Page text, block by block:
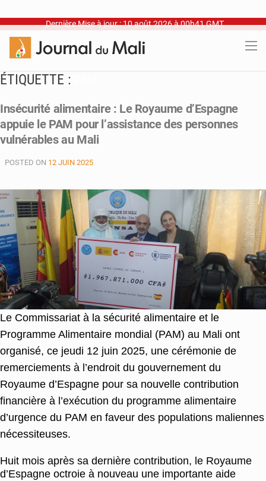
Dernière Mise à jour : 10 août 2026 à 00h41 GMT
ÉTIQUETTE :
Insécurité alimentaire : Le Royaume d’Espagne
appuie le PAM pour l’assistance des personnes
vulnérables au Mali
POSTED ON 12 JUIN 2025
Le Commissariat à la sécurité alimentaire et le
Programme Alimentaire mondial (PAM) au Mali ont
organisé, ce jeudi 12 juin 2025, une cérémonie de
remerciements à l’endroit du gouvernement du
Royaume d’Espagne pour sa nouvelle contribution
financière à l’exécution du programme alimentaire
d’urgence du PAM en faveur des populations maliennes
nécessiteuses.
Huit mois après sa dernière contribution, le Royaume
d’Espagne octroie à nouveau une importante aide